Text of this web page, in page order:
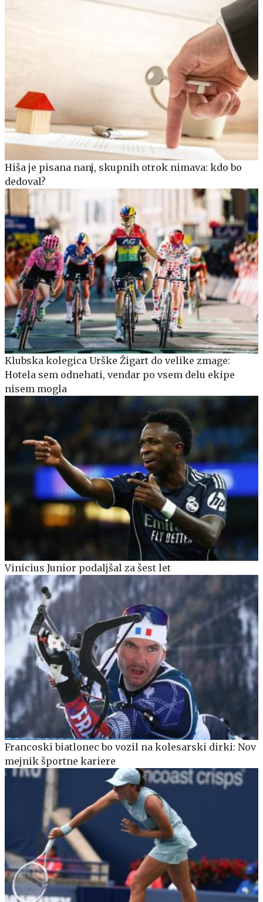
Hiša je pisana nanj, skupnih otrok nimava: kdo bo
dedoval?
Klubska kolegica Urške Žigart do velike zmage:
Hotela sem odnehati, vendar po vsem delu ekipe
nisem mogla
Vinicius Junior podaljšal za šest let
Francoski biatlonec bo vozil na kolesarski dirki: Nov
mejnik športne kariere